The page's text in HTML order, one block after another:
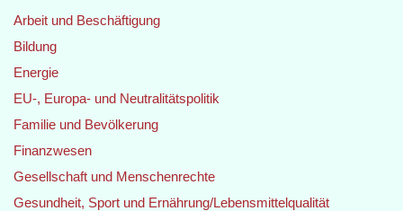
Arbeit und Beschäftigung
Bildung
Energie
EU-, Europa- und Neutralitätspolitik
Familie und Bevölkerung
Finanzwesen
Gesellschaft und Menschenrechte
Gesundheit, Sport und Ernährung/Lebensmittelqualität